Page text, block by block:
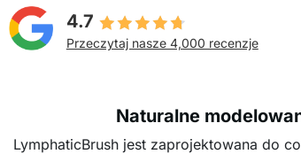
4.7
Przeczytaj nasze 4,000 recenzje
Naturalne
LymphaticBrush jest zaprojektowana do